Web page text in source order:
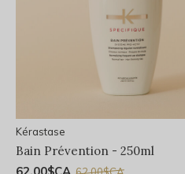
Kérastase
Bain Prévention - 250ml